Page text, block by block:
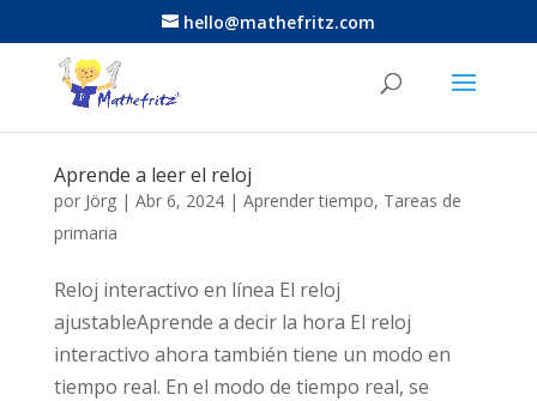
hello@mathefritz.com
Aprende a leer el reloj
por Jörg| Abr 6, 2024| Aprender tiempo, Tareas de
primaria
Reloj interactivo en línea El reloj
ajustableAprende a decir la hora El reloj
interactivo ahora también tiene un modo en
tiempo real. En el modo de tiempo real, se